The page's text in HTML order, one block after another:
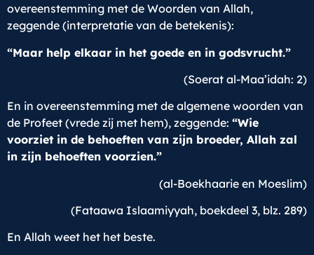
overeenstemming met de Woorden van Allah,
zeggende (interpretatie van de betekenis):
“Maar help elkaar in het goede en in godsvrucht.”
(Soerat al-Maa’idah: 2)
En in overeenstemming met de algemene woorden van
de Profeet (vrede zij met hem), zeggende: “Wie
voorziet in de behoeften van zijn broeder, Allah zal
in zijn behoeften voorzien.”
(al-Boekhaarie en Moeslim)
(Fataawa Islaamiyyah, boekdeel 3, blz. 289)
En Allah weet het het beste.